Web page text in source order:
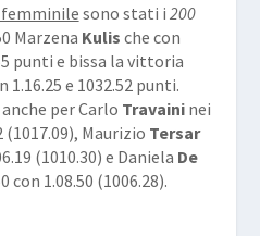
sono stati i 200
Marzena Kulis che con
punti e bissa la vittoria
e 1032.52 punti.
per Carlo Travaininei
(1017.09), Maurizio Tersar
(1010.30) e Daniela De
con 1.08.50 (1006.28).